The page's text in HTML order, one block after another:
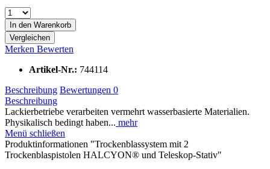
In den Warenkorb
Vergleichen
Merken Bewerten
Artikel-Nr.: 744114
Beschreibung Bewertungen 0
Beschreibung
Lackierbetriebe verarbeiten vermehrt wasserbasierte Materialien.
Physikalisch bedingt haben... mehr
Menü schließen
Produktinformationen "Trockenblassystem mit 2
Trockenblaspistolen HALCYON® und Teleskop-Stativ"